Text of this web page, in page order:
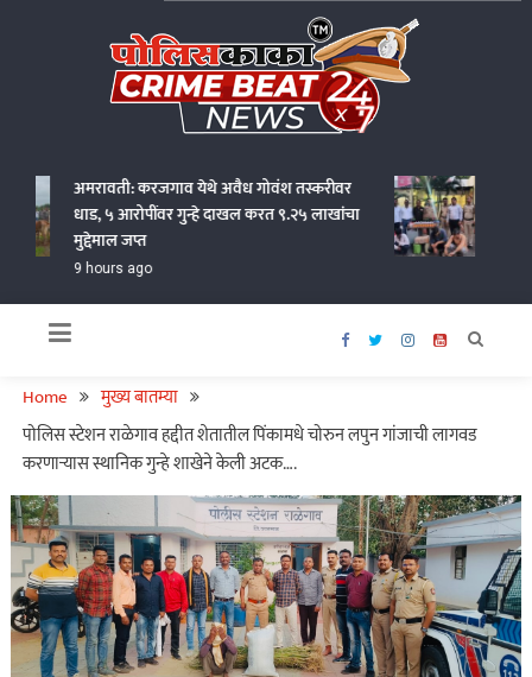
अमरावती: करजगाव येथे अवैध गोवंश तस्करीवर
धाड, ५ आरोपींवर गुन्हे दाखल करत ९.२५ लाखांचा
मुद्देमाल जप्त
9 hours ago
Home
मुख्य बातम्या
पोलिस स्टेशन राळेगाव हद्दीत शेतातील पिंकामधे चोरुन लपुन गांजाची लागवड
करणाऱ्यास स्थानिक गुन्हे शाखेने केली अटक….